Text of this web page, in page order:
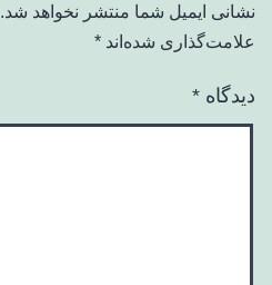
نشانی ایمیل شما منتشر نخواهد شد.
علامت‌گذاری شده‌اند *
دیدگاه *